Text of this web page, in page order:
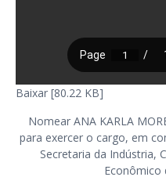
Baixar [80.22 KB]
Nomear ANA KARLA
para exercer o cargo, em
Secretaria da Indústria,
Econômico